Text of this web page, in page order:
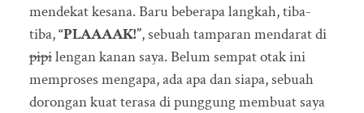
mendekat kesana. Baru beberapa langkah, tiba-
tiba,“PLAAAAK!”, sebuah tamparan mendarat di
pipilengan kanan saya. Belum sempat otak ini
memproses mengapa, ada apa dan siapa, sebuah
dorongan kuat terasa di punggung membuat saya